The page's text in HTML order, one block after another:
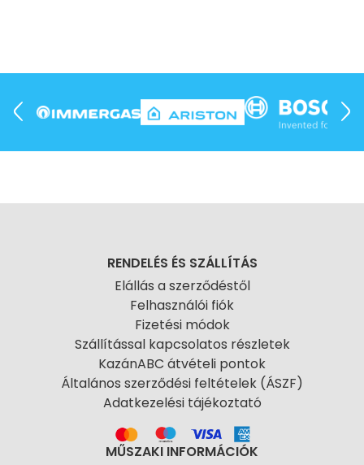
RENDELÉS ÉS SZÁLLÍTÁS
Elállás a szerződéstől
Felhasználói fiók
Fizetési módok
Szállítással kapcsolatos részletek
KazánABC átvételi pontok
Általános szerződési feltételek (ÁSZF)
Adatkezelési tájékoztató
MŰSZAKI INFORMÁCIÓK